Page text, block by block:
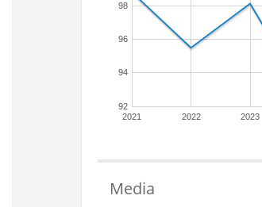
2021 2022 2023
92
94
96
98
Media